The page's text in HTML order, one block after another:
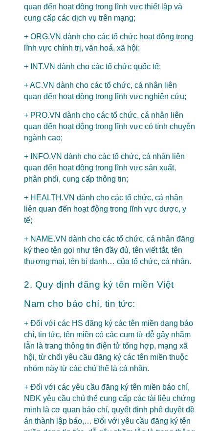
quan đến hoạt động trong lĩnh vực thiết lập và
cung cấp các dịch vụ trên mạng;
+ ORG.VN dành cho các tổ chức hoạt động trong
lĩnh vực chính trị, văn hoá, xã hội;
+ INT.VN dành cho các tổ chức quốc tế;
+ AC.VN dành cho các tổ chức, cá nhân liên
quan đến hoạt động trong lĩnh vực nghiên cứu;
+ PRO.VN dành cho các tổ chức, cá nhân liên
quan đến hoạt động trong lĩnh vực có tính chuyên
ngành cao;
+ INFO.VN dành cho các tổ chức, cá nhân liên
quan đến hoạt động trong lĩnh vực sản xuất,
phân phối, cung cấp thông tin;
+ HEALTH.VN dành cho các tổ chức, cá nhân
liên quan đến hoạt động trong lĩnh vực dược, y
tế;
+ NAME.VN dành cho các tổ chức, cá nhân đăng
ký theo tên gọi như tên đầy đủ, tên viết tắt, tên
thương mại, tên bí danh… của tổ chức, cá nhân.
2. Quy định đăng ký tên miền Việt
Nam cho báo chí, tin tức:
+ Đối với các HS đăng ký các tên miền dạng báo
chí, tin tức, tên miền có các cụm từ dễ gây nhầm
lẫn là trang thông tin điện tử tổng hợp, mạng xã
hội, từ chối yêu cầu đăng ký các tên miền thuộc
nhóm này từ các chủ thể là cá nhân.
+ Đối với các yêu cầu đăng ký tên miền báo chí,
NĐK yêu cầu chủ thể cung cấp các tài liệu chứng
minh là cơ quan báo chí, quyết định phê duyệt đề
án thành lập báo,… Đối với yêu cầu đăng ký tên